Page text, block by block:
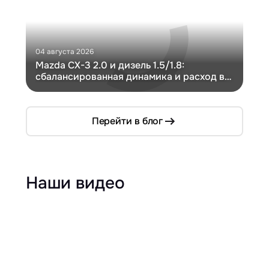
04 августа 2026
Mazda CX-3 2.0 и дизель 1.5/1.8:
сбалансированная динамика и расход в
компактном кузове
Перейти в блог
Наши видео